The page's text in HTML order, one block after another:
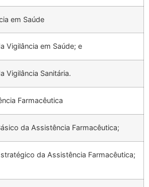
em Saúde
Vigilância em Saúde; e
Vigilância Sanitária.
Farmacêutica
da Assistência Farmacêutica;
da Assistência Farmacêutica;